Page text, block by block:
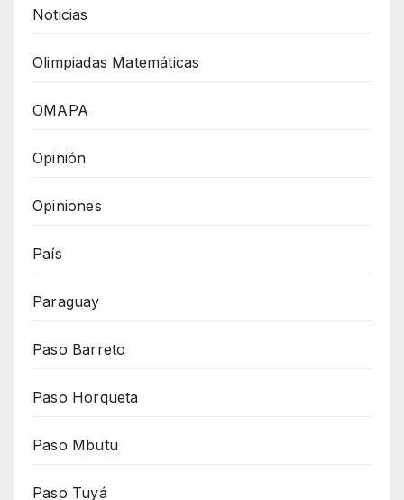
Noticias
Olimpiadas Matemáticas
OMAPA
Opinión
Opiniones
País
Paraguay
Paso Barreto
Paso Horqueta
Paso Mbutu
Paso Tuyá